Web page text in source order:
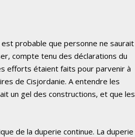
probable que personne ne saurait
compte tenu des déclarations du
efforts étaient faits pour parvenir à
de Cisjordanie. A entendre les
un gel des constructions, et que les
de la duperie continue. La duperie